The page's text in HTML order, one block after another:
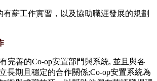
薪工作實習，以及協助職涯發展的規劃
有完善的Co-op安置部門與系統, 並且與各
長期且穩定的合作關係;Co-op安置系統為